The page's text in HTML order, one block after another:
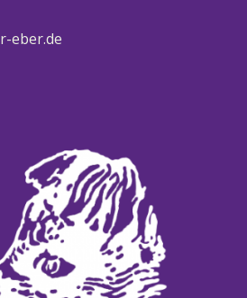
eber.de